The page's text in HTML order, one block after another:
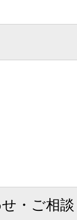
・ご相談